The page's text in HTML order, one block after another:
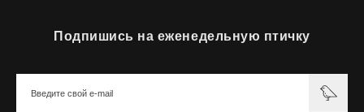
Подпишись на еженедельную птичку